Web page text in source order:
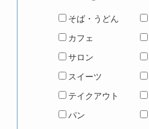
そば・うどん
カフェ
サロン
スイーツ
テイクアウト
パン